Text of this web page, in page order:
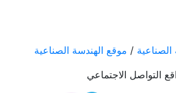
الصناعية / موقع الهندسة الصناعية
التواصل الاجتماعي